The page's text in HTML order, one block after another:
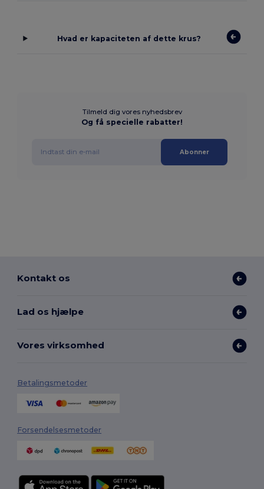
Hvad er kapaciteten af dette krus?
Tilmeld dig vores nyhedsbrev
Og få specielle rabatter!
Abonner
Kontakt os
Lad os hjælpe
Vores virksomhed
Betalingsmetoder
Forsendelsesmetoder